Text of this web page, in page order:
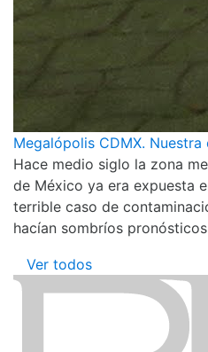
Megalópolis CDMX.
Hace medio siglo la zona
de México ya era expuesta
terrible caso de
hacían sombríos
Ver todos